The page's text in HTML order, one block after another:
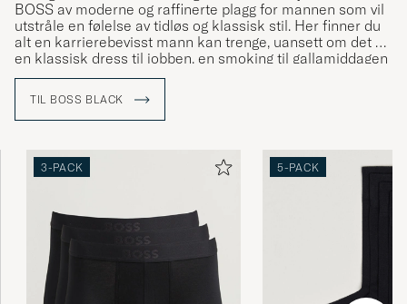
BOSS av moderne og raffinerte plagg for mannen som vil
utstråle en følelse av tidløs og klassisk stil. Her finner du
alt en karrierebevisst mann kan trenge, uansett om det er
en klassisk dress til jobben, en smoking til gallamiddagen
eller et mer uformelt antrekk til fritidsbruk.
TIL BOSS BLACK
3-PACK 5-PACK